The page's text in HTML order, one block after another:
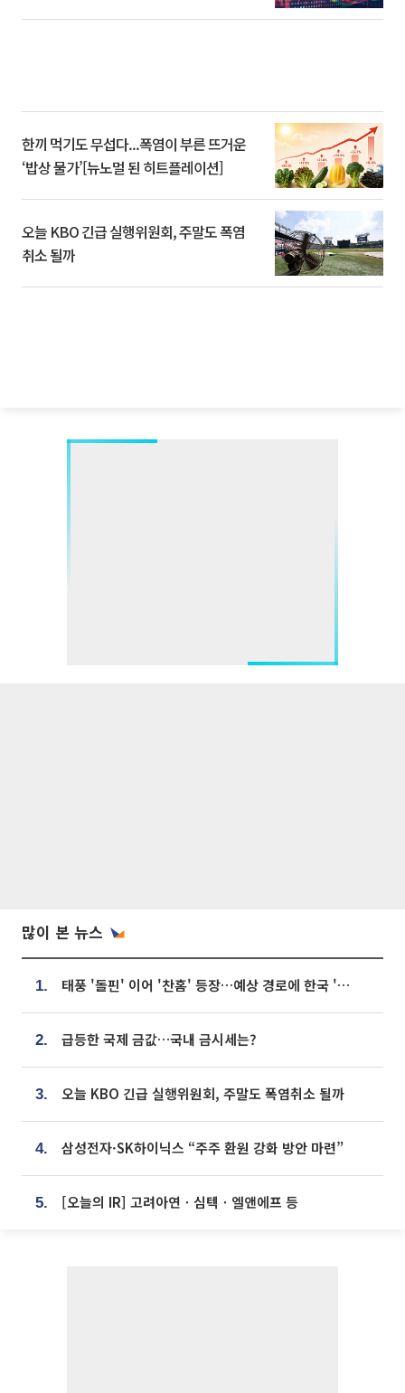
한끼 먹기도 무섭다...폭염이 부른 뜨거운
‘밥상 물가’[뉴노멀 된 히트플레이션]
오늘 KBO 긴급 실행위원회, 주말도 폭염
취소 될까
많이 본 뉴스
1. 태풍 '돌핀' 이어 '찬홈' 등장…예상 경로에 한국 '한숨'
2. 급등한 국제 금값…국내 금시세는?
3. 오늘 KBO 긴급 실행위원회, 주말도 폭염취소 될까
4. 삼성전자·SK하이닉스 “주주 환원 강화 방안 마련”
5. [오늘의 IR] 고려아연ㆍ심텍ㆍ엘앤에프 등